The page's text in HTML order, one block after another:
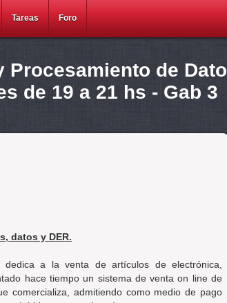
Tareas Foro
de
de 19 a 21 hs - Gab 3
datos y DER.
a la venta de artículos de electrónica,
hace tiempo un sistema de venta on line de
comercializa, admitiendo como medio de pago